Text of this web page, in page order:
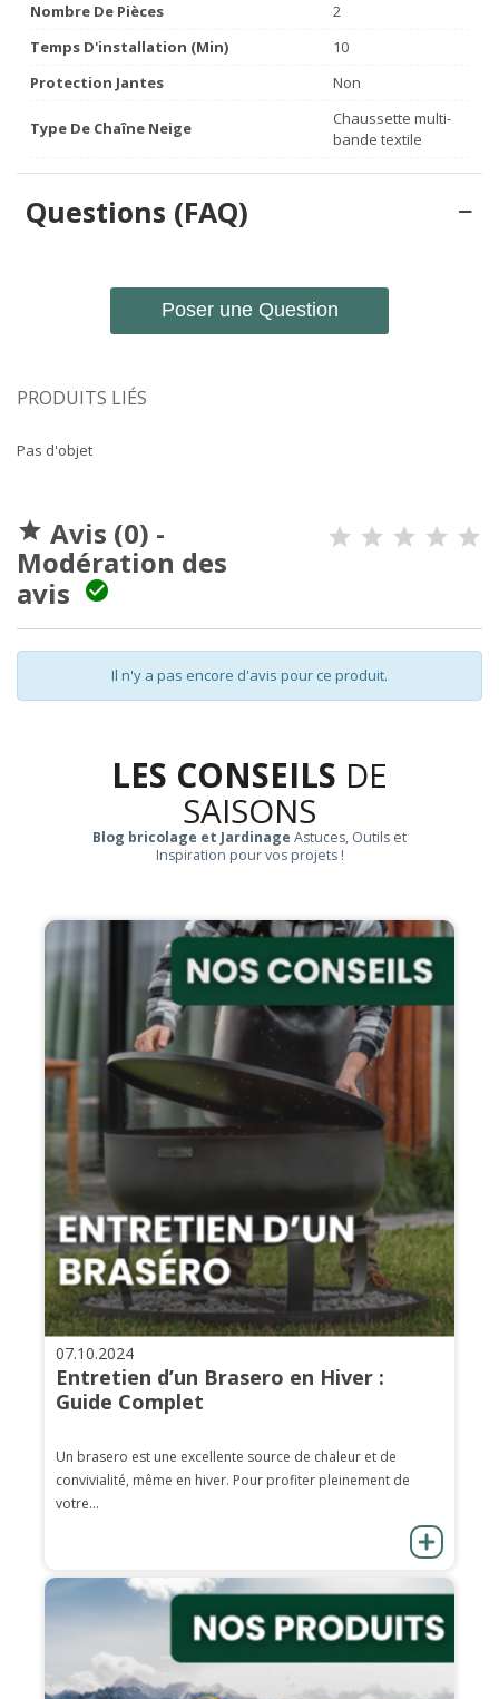
Nombre De Pièces
2
Temps D'installation (min)
10
Protection Jantes
Non
Type De Chaîne Neige
Chaussette multi-
bande textile
Questions (FAQ)
Poser une Question
PRODUITS LIÉS
Pas d'objet
 Avis (0) -
Modération des
avis

Il n'y a pas encore d'avis pour ce produit.
LES CONSEILS DE
SAISONS
Blog bricolage et Jardinage Astuces, Outils et
Inspiration pour vos projets !
07.10.2024
Entretien d’un Brasero en Hiver :
Guide Complet
Un brasero est une excellente source de chaleur et de
convivialité, même en hiver. Pour profiter pleinement de
votre...